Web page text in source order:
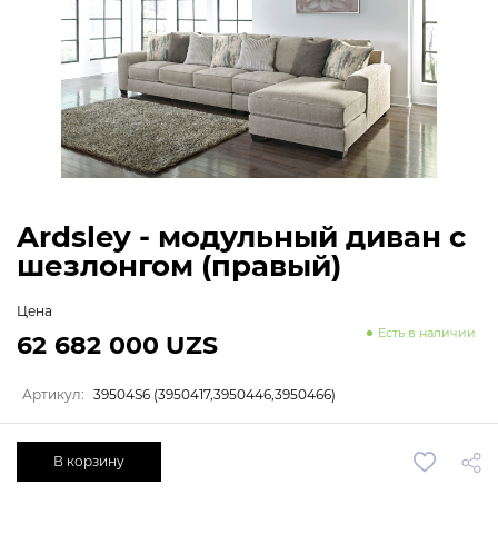
Ardsley - модульный диван с
шезлонгом (правый)
Цена
Есть в наличии
62 682 000 UZS
Артикул: 39504S6 (3950417,3950446,3950466)
В корзину